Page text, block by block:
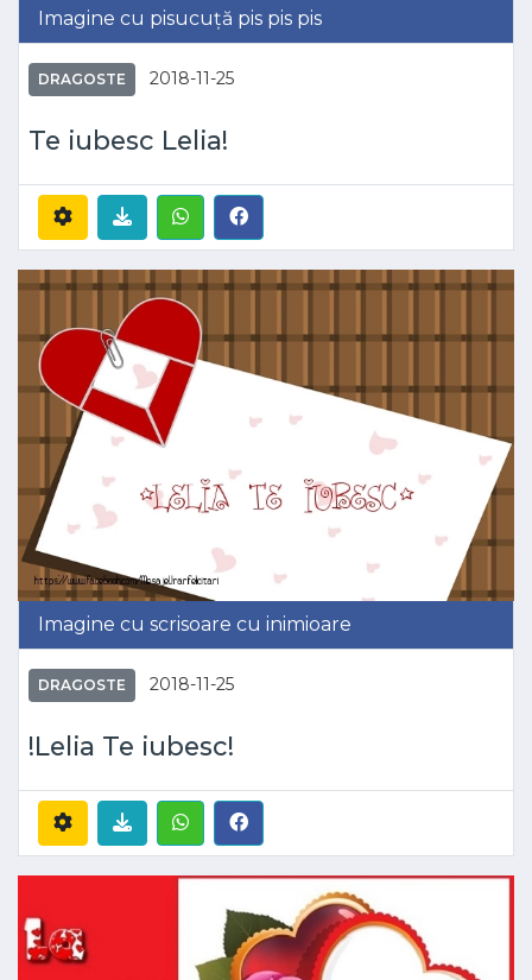
Imagine cu pisucuță pis pis pis
DRAGOSTE 2018-11-25
Te iubesc Lelia!
Imagine cu scrisoare cu inimioare
DRAGOSTE 2018-11-25
!Lelia Te iubesc!